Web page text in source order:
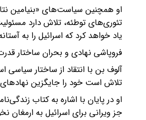
او همچنین سیاست‌های «بنیامین
یاد خواهد کرد که اسرائیل را به
فروپاشی نهادی و بحران ساختار
آلوف بن با انتقاد از ساختار
تلاش است خود را جایگزین نهادهای
جز ویرانی برای اسرائیل به ارمغان